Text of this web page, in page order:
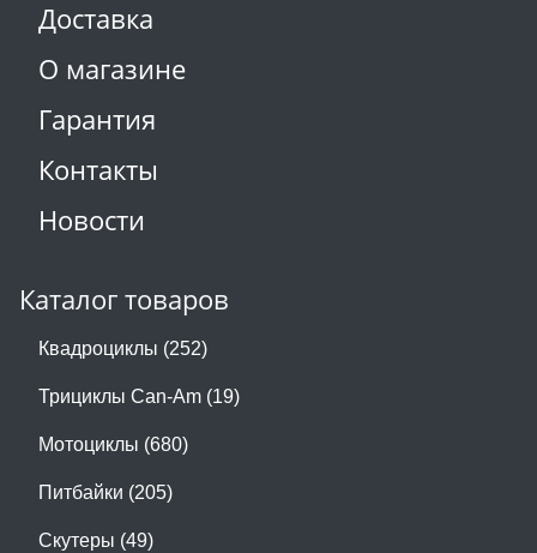
Доставка
О магазине
Гарантия
Контакты
Новости
Каталог товаров
Квадроциклы (252)
Трициклы Can-Am (19)
Мотоциклы (680)
Питбайки (205)
Скутеры (49)